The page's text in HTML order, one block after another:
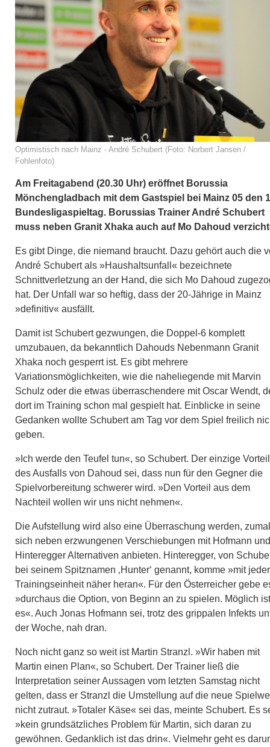
Optimistisch nach Mainz - André Schubert (Foto: Norbert Jansen /
Fohlenfoto)
Am Freitagabend (20.30 Uhr) eröffnet Borussia
Mönchengladbach mit dem Gastspiel bei Mainz 05 den
Bundesligaspieltag. Borussias Trainer André Schubert
muss neben Granit Xhaka auch auf Mo Dahoud
Es gibt Dinge, die niemand braucht. Dazu gehört auch die
André Schubert als »Haushaltsunfall« bezeichnete
Schnittverletzung an der Hand, die sich Mo Dahoud
hat. Der Unfall war so heftig, dass der 20-Jährige in Mainz
»definitiv« ausfällt.
Damit ist Schubert gezwungen, die Doppel-6 komplett
umzubauen, da bekanntlich Dahouds Nebenmann Granit
Xhaka noch gesperrt ist. Es gibt mehrere
Variationsmöglichkeiten, wie die naheliegende mit Marvin
Schulz oder die etwas überraschendere mit Oscar Wendt,
dort im Training schon mal gespielt hat. Einblicke in seine
Gedanken wollte Schubert am Tag vor dem Spiel freilich
geben.
»Ich werde den Teufel tun«, so Schubert. Der einzige Vorteil
des Ausfalls von Dahoud sei, dass nun für den Gegner die
Spielvorbereitung schwerer wird. »Den Vorteil aus dem
Nachteil wollen wir uns nicht nehmen«.
Die Aufstellung wird also eine Überraschung werden, zumal
sich neben erzwungenen Verschiebungen mit Hofmann und
Hinteregger Alternativen anbieten. Hinteregger, von
bei seinem Spitznamen ‚Hunter‘ genannt, komme »mit jeder
Trainingseinheit näher heran«. Für den Österreicher gebe
»durchaus die Option, von Beginn an zu spielen. Möglich ist
es«. Auch Jonas Hofmann sei, trotz des grippalen Infekts
der Woche, nah dran.
Noch nicht ganz so weit ist Martin Stranzl. »Wir haben mit
Martin einen Plan«, so Schubert. Der Trainer ließ die
Interpretation seiner Aussagen vom letzten Samstag nicht
gelten, dass er Stranzl die Umstellung auf die neue
nicht zutraut. »Totaler Käse« sei das, meinte Schubert. Es
»kein grundsätzliches Problem für Martin, sich daran zu
gewöhnen. Gedanklich ist das drin«. Vielmehr geht es